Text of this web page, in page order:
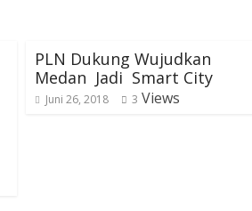
PLN Dukung Wujudkan
Medan Jadi Smart City
Juni 26, 2018 3 Views